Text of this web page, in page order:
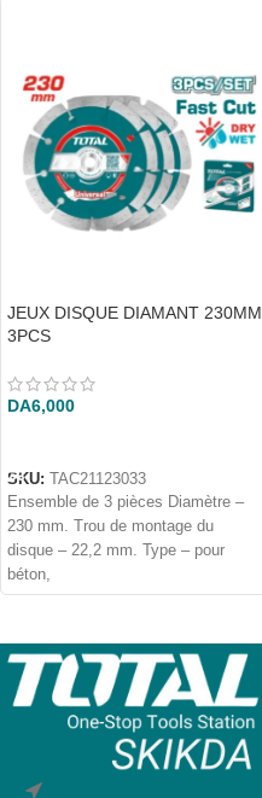
JEUX DISQUE DIAMANT 230MM
3PCS
DA6,000
SKU:
TAC21123033
Ensemble de 3 pièces Diamètre –
230 mm. Trou de montage du
disque – 22,2 mm. Type – pour
béton,